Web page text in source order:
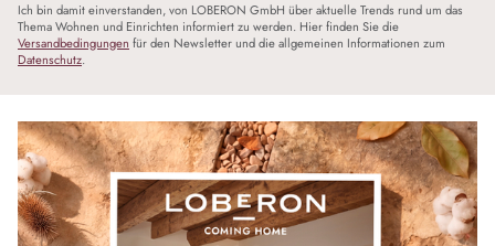
Ich bin damit einverstanden, von LOBERON GmbH über aktuelle Trends rund um das
Thema Wohnen und Einrichten informiert zu werden. Hier finden Sie die
Versandbedingungen für den Newsletter und die allgemeinen Informationen zum
Datenschutz.